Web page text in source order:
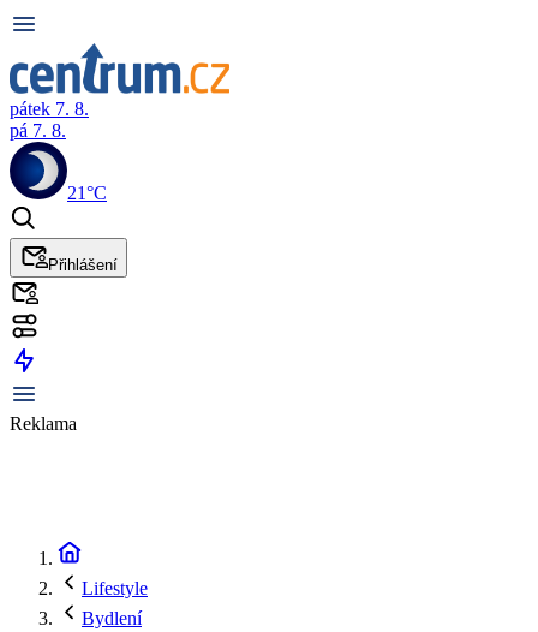
pátek 7. 8.
pá 7. 8.
21°C
Přihlášení
Reklama
Lifestyle
Bydlení